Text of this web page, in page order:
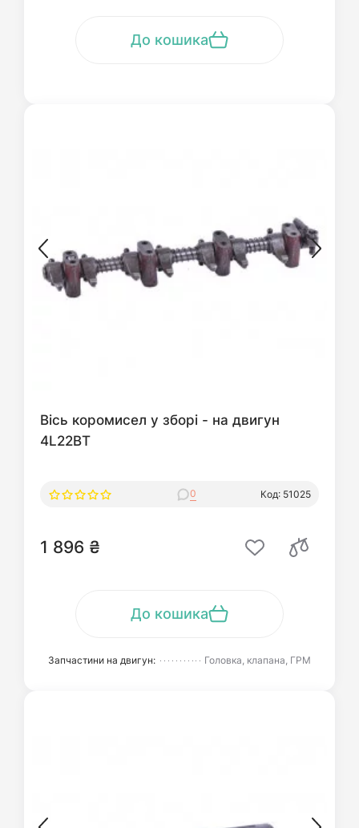
До кошика
Вісь коромисел у зборі - на двигун
4L22BT
0 Код: 51025
1 896 ₴
До кошика
Запчастини на двигун: Головка, клапана, ГРМ